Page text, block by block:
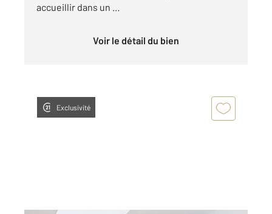
accueillir dans un ...
Voir le détail du bien
Exclusivité